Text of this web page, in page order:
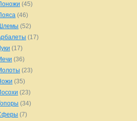
(45)
(46)
(52)
(17)
(17)
(36)
(23)
(35)
(23)
(34)
(7)